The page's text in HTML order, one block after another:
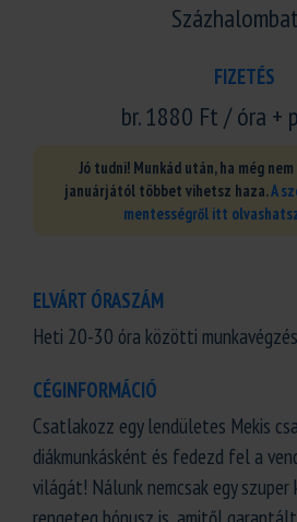
FIZETÉS
br. 1880 Ft / óra +
Jó tudni! Munkád után, ha még
januárjától többet vihetsz haza.A
mentességről itt
ELVÁRT ÓRASZÁM
Heti 20-30 óra közötti munkavégzés
CÉGINFORMÁCIÓ
Csatlakozz egy lendületes Mekis
diákmunkásként és fedezd fel a
világát! Nálunk nemcsak egy szuper